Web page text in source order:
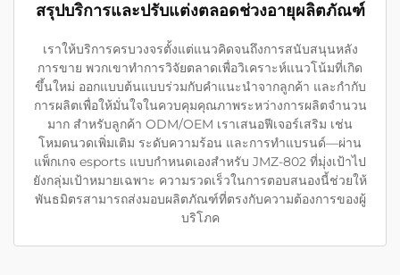
สรุปบริการและปรับแต่งตลอดช่วงอายุผลิตภัณฑ์
เราให้บริการครบวงจรตั้งแต่แนวคิดจนถึงการสนับสนุนหลัง
การขาย พวกเขาทำการวิจัยตลาดเพื่อวิเคราะห์แนวโน้มที่เกิด
ขึ้นใหม่ ออกแบบต้นแบบร่วมกับคำแนะนำจากลูกค้า และกำกับ
การผลิตเพื่อให้มั่นใจในควบคุมคุณภาพระหว่างการผลิตจำนวน
มาก สำหรับลูกค้า ODM/OEM เราเสนอฟีเจอร์เสริม เช่น
โหมดนวดเพิ่มเติม ระดับความร้อน และการทำแบรนด์—ผ่าน
แพ็กเกจ esports แบบกำหนดเองสำหรับ JMZ-802 ที่มุ่งเป้าไป
ยังกลุ่มเป้าหมายเฉพาะ ความรวดเร็วในการตอบสนองนี้ช่วยให้
พันธมิตรสามารถส่งมอบผลิตภัณฑ์ที่ตรงกับความต้องการของผู้
บริโภค